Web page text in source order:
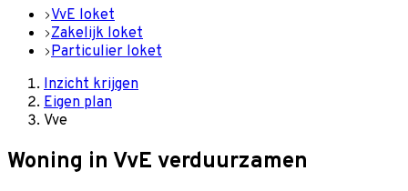
VvE loket
Zakelijk loket
Particulier loket
Inzicht krijgen
Eigen plan
Vve
Woning in VvE verduurzamen